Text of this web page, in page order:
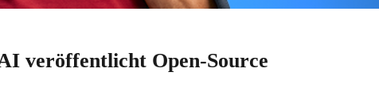
veröffentlicht Open-Source